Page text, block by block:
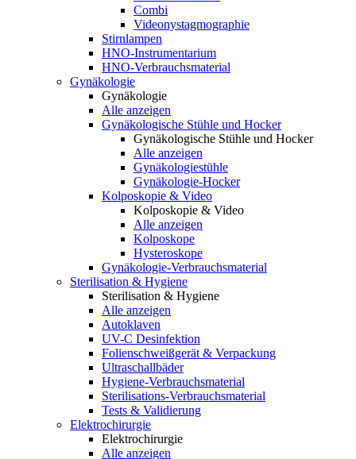
Combi
Videonystagmographie
Stirnlampen
HNO-Instrumentarium
HNO-Verbrauchsmaterial
Gynäkologie
Gynäkologie
Alle anzeigen
Gynäkologische Stühle und Hocker
Gynäkologische Stühle und Hocker
Alle anzeigen
Gynäkologiestühle
Gynäkologie-Hocker
Kolposkopie & Video
Kolposkopie & Video
Alle anzeigen
Kolposkope
Hysteroskope
Gynäkologie-Verbrauchsmaterial
Sterilisation & Hygiene
Sterilisation & Hygiene
Alle anzeigen
Autoklaven
UV-C Desinfektion
Folienschweißgerät & Verpackung
Ultraschallbäder
Hygiene-Verbrauchsmaterial
Sterilisations-Verbrauchsmaterial
Tests & Validierung
Elektrochirurgie
Elektrochirurgie
Alle anzeigen